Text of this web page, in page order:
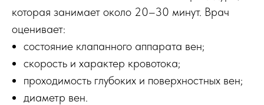
которая занимает около 20–30 минут. Врач
оценивает:
состояние клапанного аппарата вен;
скорость и характер кровотока;
проходимость глубоких и поверхностных вен;
диаметр вен.